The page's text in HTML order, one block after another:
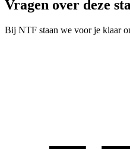
Vragen over deze
Bij NTF staan we voor je klaar